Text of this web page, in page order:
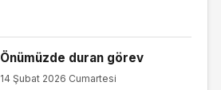
Önümüzde duran görev
14 Şubat 2026 Cumartesi